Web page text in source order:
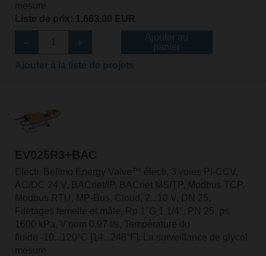
mesure
Liste de prix: 1.663,00 EUR
EV025R3+BAC
Electr. Belimo Energy Valve™ électr. 3 voies PI-CCV,
AC/DC 24 V, BACnet/IP, BACnet MS/TP, Modbus TCP,
Modbus RTU, MP-Bus, Cloud, 2...10 V, DN 25,
Filetages femelle et mâle, Rp 1"G 1 1/4", PN 25, ps
1600 kPa, V'nom 0.97 l/s, Température du
fluide -10...120°C [14...248°F], La surveillance de glycol
mesure